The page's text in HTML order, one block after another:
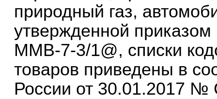
природный газ,
утвержденной
ММВ-7-3/1@, списки
товаров приведены в
России от 30.01.2017 №